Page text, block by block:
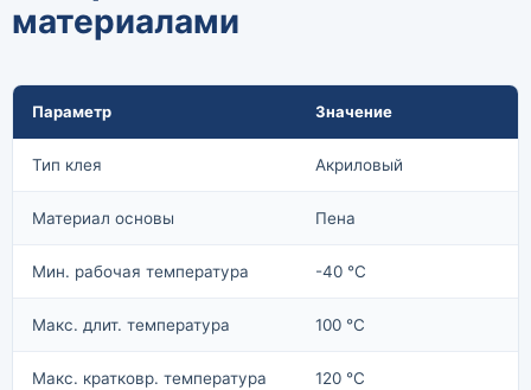
материалами
Параметр Значение
Тип клея Акриловый
Материал основы Пена
Мин. рабочая температура -40 °C
Макс. длит. температура 100 °C
Макс. кратковр. температура 120 °C